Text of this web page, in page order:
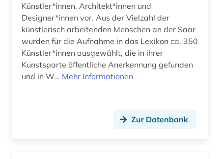
reime (1)
religion (3)
religionswissenschaft (2)
religionswissenschaftliches studium (1)
Künstler*innen, Architekt*innen und
Designer*innen vor. Aus der Vielzahl der
künstlerisch arbeitenden Menschen an der Saar
wurden für die Aufnahme in das Lexikon ca. 350
Künstler*innen ausgewählt, die in ihrer
Kunstsparte öffentliche Anerkennung gefunden
und in W... Mehr Informationen
Zur Datenbank